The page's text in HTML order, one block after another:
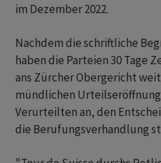
im Dezember 2022.
Nachdem die schriftliche
haben die Parteien 30 Tage
ans Zürcher Obergericht
mündlichen
Verurteilten an, den
die Berufungsverhandlung